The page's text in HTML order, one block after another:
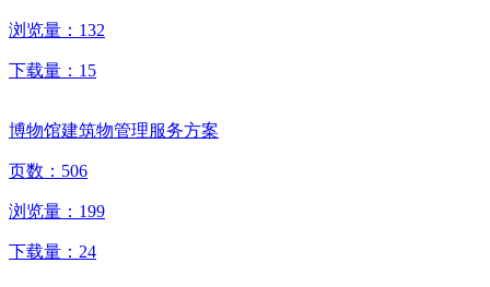
浏览量： 132
下载量： 15
博物馆建筑物管理服务方案
页数： 506
浏览量： 199
下载量： 24